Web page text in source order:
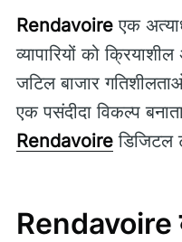
Rendavoire एक
व्यापारियों को
जटिल बाजार
एक पसंदीदा विकल्प
Rendavoire डिजिटल
Rendavoire